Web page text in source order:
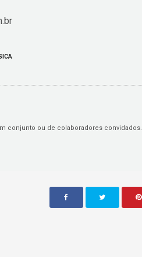
conjunto ou de colaboradores convidados.